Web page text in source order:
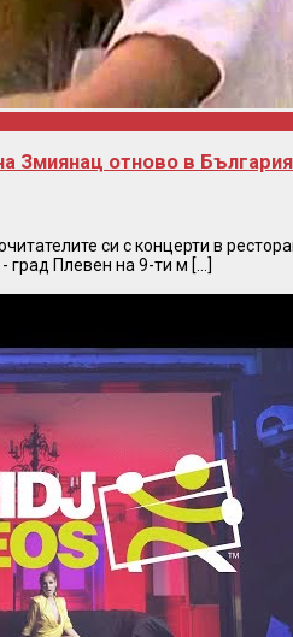
Змиянац отново в
си с концерти в
град Плевен на 9-ти м [...]